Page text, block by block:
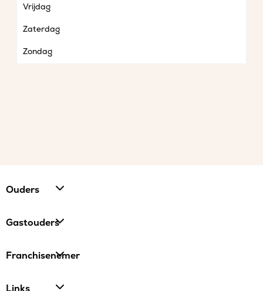
Vrijdag
Zaterdag
Zondag
Ouders
Gastouders
Franchisenemer
Links